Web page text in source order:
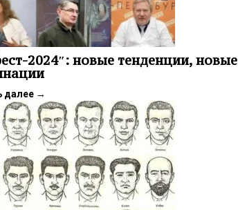
2024″: новые тенденции, новые
далее →